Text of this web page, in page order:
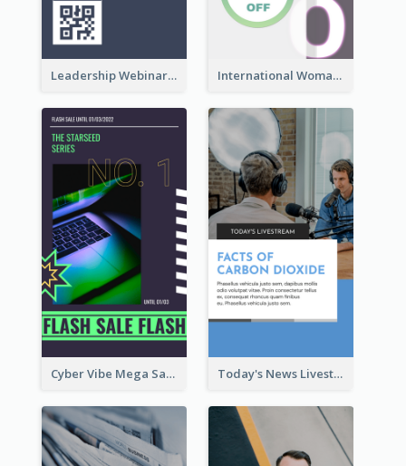
Leadership Webinar Instagram Story Design International Woman's Day Instagram Story Design
Cyber Vibe Mega Sale Instagram Stories Design Today's News Livestream Instagram Story